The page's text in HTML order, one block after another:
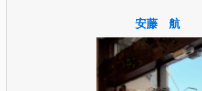
安藤 航